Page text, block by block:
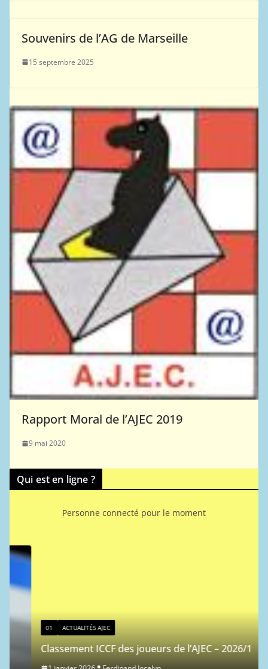
Souvenirs de l’AG de Marseille
15 septembre 2025
Rapport Moral de l’AJEC 2019
9 mai 2020
Qui est en ligne ?
Personne connecté pour le moment
ACTUALITÉS AJEC
Classement ICCF des joueurs de l’AJEC – 2026/1